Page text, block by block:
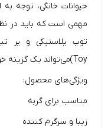
حیوانات خانگی، توجه
مهمی است که باید در
Toy)می‌تواند یک گزینه خوب و مطمئن برای خرید باشد.
ویژگی‌های محصول:
مناسب برای گربه
زیبا و سرگرم کننده